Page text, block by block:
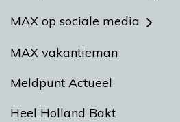
MAX op sociale media
MAX vakantieman
Meldpunt Actueel
Heel Holland Bakt